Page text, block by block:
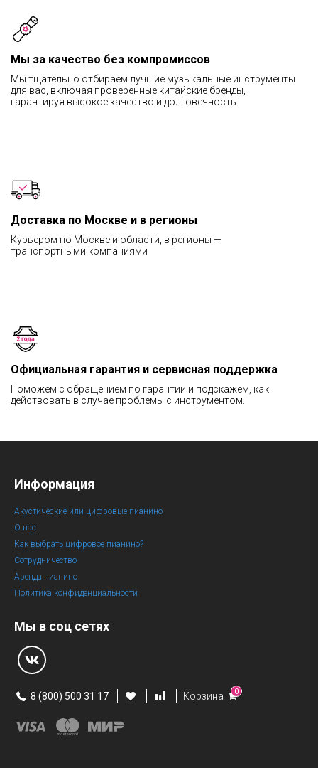
Мы за качество без компромиссов
Мы тщательно отбираем лучшие музыкальные инструменты
для вас, включая проверенные китайские бренды,
гарантируя высокое качество и долговечность
Доставка по Москве и в регионы
Курьером по Москве и области, в регионы —
транспортными компаниями
Официальная гарантия и сервисная поддержка
Поможем с обращением по гарантии и подскажем, как
действовать в случае проблемы с инструментом.
Информация
Акустические или цифровые пианино
О нас
Как выбрать цифровое пианино?
Сотрудничество
Аренда пианино
Политика конфиденциальности
Мы в соц сетях
8 (800) 500 31 17 Корзина 0